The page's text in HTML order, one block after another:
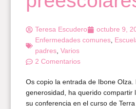
Teresa Escudero
octubre 9,
Enfermedades comunes,
padres, Varios
2 Comentarios
Os copio la entrada de Ibone Olza.
generosidad, ha querido compartir
su conferencia en el curso de